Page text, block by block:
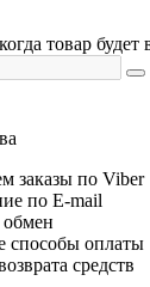
товар будет
заказы по Viber
по E-mail
способы оплаты
средств